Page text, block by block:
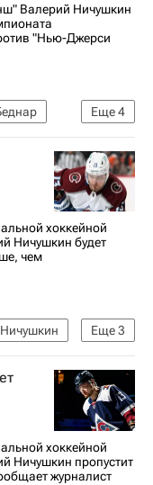
Валерий Ничушкин
"Нью-Джерси
Еще4
хоккейной
Ничушкин будет
чем
Еще3
хоккейной
Ничушкин пропустит
журналист